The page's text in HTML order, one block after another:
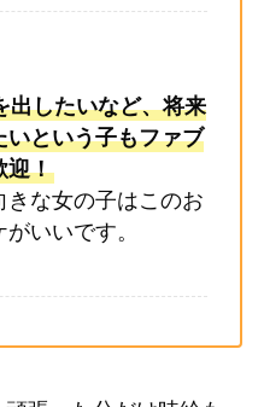
出したいなど、将来
という子もファブ
迎！
きな女の子はこのお
いいです。